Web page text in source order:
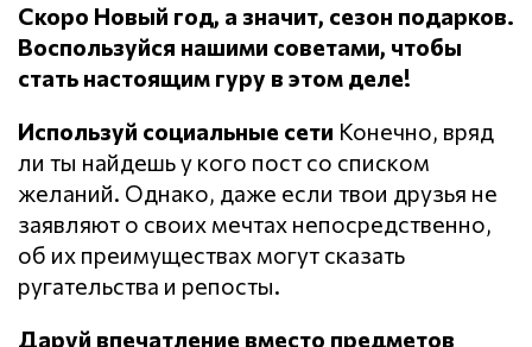
Скоро Новый год, а значит, сезон подарков.
Воспользуйся нашими советами, чтобы
стать настоящим гуру в этом деле!
Используй социальные сети Конечно, вряд
ли ты найдешь у кого пост со списком
желаний. Однако, даже если твои друзья не
заявляют о своих мечтах непосредственно,
об их преимуществах могут сказать
ругательства и репосты.
Даруй впечатление вместо предметов